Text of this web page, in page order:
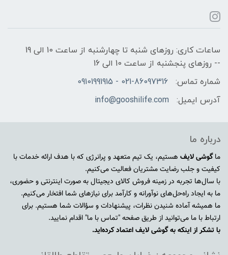
ساعات کاری: روزهای شنبه تا چهارشنبه از ساعت 10 الی 19
-- روزهای پنجشنبه از ساعت 10 الی 16
شماره تماس:
021-86097316 - 09101991915
آدرس ایمیل:
info@gooshilife.com
درباره ما
ماگوشی لایف هستیم، یک تیم متعهد و پرانرژی که با هدف ارائه خدمات با
کیفیت و جلب رضایت مشتریان فعالیت می‌کنیم.
با سال‌ها تجربه در زمینه فروش کالای دیجیتال به صورت اینترنتی و حضوری،
ما به ایجاد راه‌حل‌های نوآورانه و کارآمد برای نیازهای شما افتخار می‌کنیم.
ما همیشه آماده شنیدن نظرات، پیشنهادات و سؤالات شما هستیم. برای
ارتباط با ما می‌توانید از طریق صفحه "تماس با ما" اقدام نمایید.
با تشکر از اینکه به گوشی لایف اعتماد کرده‌اید.